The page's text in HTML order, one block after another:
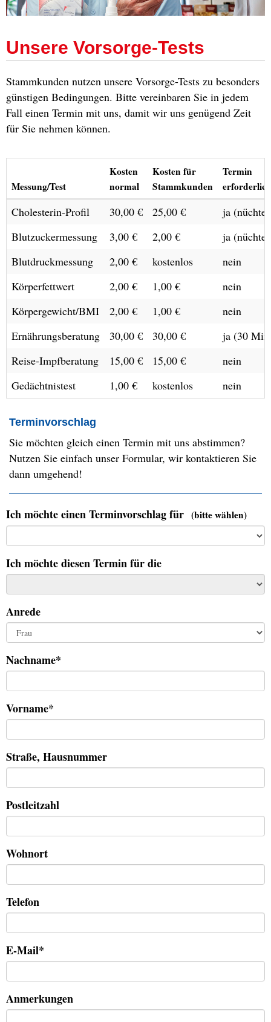
Unsere Vorsorge-Tests
Stammkunden nutzen unsere Vorsorge-Tests zu besonders
günstigen Bedingungen. Bitte vereinbaren Sie in jedem
Fall einen Termin mit uns, damit wir uns genügend Zeit
für Sie nehmen können.
Messung/Test
Kosten
normal
Kosten für
Stammkunden
Termin
Cholesterin-Profil 30,00 € 25,00 €
ja
Blutzuckermessung
3,00 € 2,00 €
ja
Blutdruckmessung
2,00 € kostenlos
nein
Körperfettwert
2,00 € 1,00 €
nein
Körpergewicht/BMI
2,00 € 1,00 €
nein
Ernährungsberatung
30,00 € 30,00 €
ja (30
Reise-Impfberatung
15,00 € 15,00 €
nein
Gedächtnistest
1,00 € kostenlos nein
Terminvorschlag
Sie möchten gleich einen Termin mit uns abstimmen?
Nutzen Sie einfach unser Formular, wir kontaktieren Sie
dann umgehend!
Ich möchte einen Terminvorschlag für (bitte wählen)
Ich möchte diesen Termin für die
Anrede
Nachname*
Vorname*
Straße, Hausnummer
Postleitzahl
Wohnort
Telefon
E-Mail*
Anmerkungen